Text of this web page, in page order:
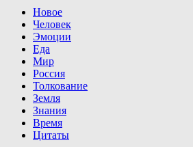
Новое
Человек
Эмоции
Еда
Мир
Россия
Толкование
Земля
Знания
Время
Цитаты